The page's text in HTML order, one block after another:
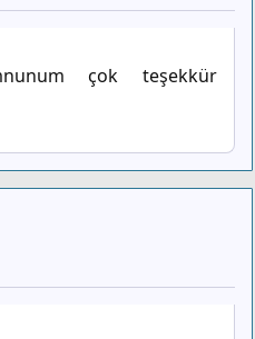
çok teşekkür